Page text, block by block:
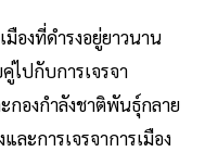
มืองที่ดำรงอยู่ยาวนาน
ไปกับการเจรจา
องกำลังชาติพันธุ์กลาย
ละการเจรจาการเมือง